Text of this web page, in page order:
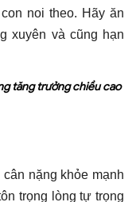
noi theo. Hãy ăn
xuyên và cũng hạn
tăng trưởng chiều cao
nặng khỏe mạnh
trọng lòng tự trọng